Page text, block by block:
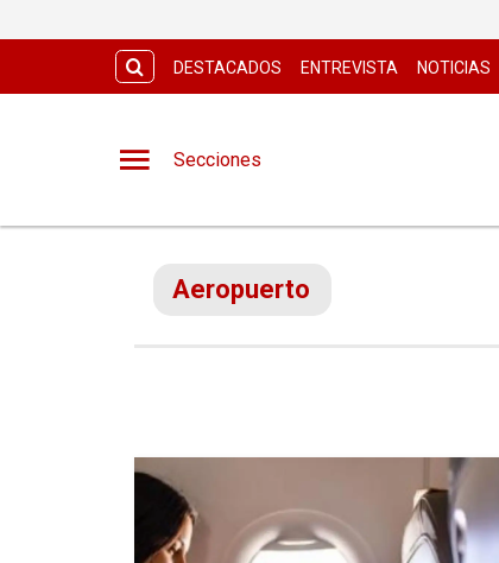
DESTACADOS ENTREVISTA NOTICIAS
Secciones
Aeropuerto